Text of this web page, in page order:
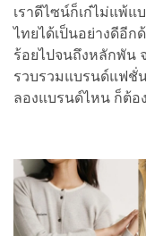
เราดีไซน์ก็เก๋ไม่แพ้แ
ไทยได้เป็นอย่างดีอีก
ร้อยไปจนถึงหลักพัน
รวบรวมแบรนด์แฟชั่
ลองแบรนด์ไหน ก็ต้อ